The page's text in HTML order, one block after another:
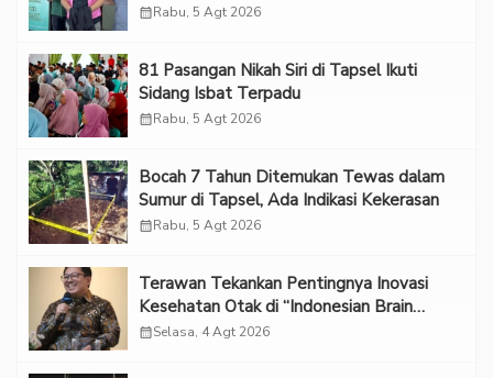
calendar_monthRabu, 5 Agt 2026
81 Pasangan Nikah Siri di Tapsel Ikuti
Sidang Isbat Terpadu
calendar_monthRabu, 5 Agt 2026
Bocah 7 Tahun Ditemukan Tewas dalam
Sumur di Tapsel, Ada Indikasi Kekerasan
calendar_monthRabu, 5 Agt 2026
Terawan Tekankan Pentingnya Inovasi
Kesehatan Otak di “Indonesian Brain
Forum 2026 UPN Veteran Jakarta”
calendar_monthSelasa, 4 Agt 2026